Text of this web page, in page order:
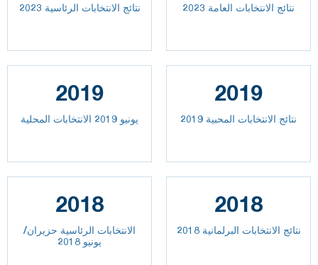
نتائج الانتخابات الرئاسية 2023 2023 نتائج الانتخابات العامة
2019
يونيو 2019 الانتخابات المحلية
2019
نتائج الانتخابات المحبية 2019
2018
الانتخابات الرئاسية حزيران/
يونيو 2018
2018
نتائج الانتخابات البرلمانية 2018